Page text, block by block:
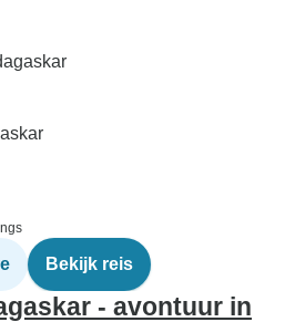
Bekijk reis
- avontuur in